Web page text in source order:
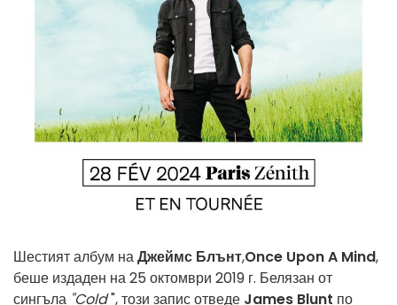
Шестият албум наДжеймс Блънт,Once Upon A Mind,
беше издаден на 25 октомври 2019 г. Белязан от
сингъла "Cold", този запис отведе James Blunt по